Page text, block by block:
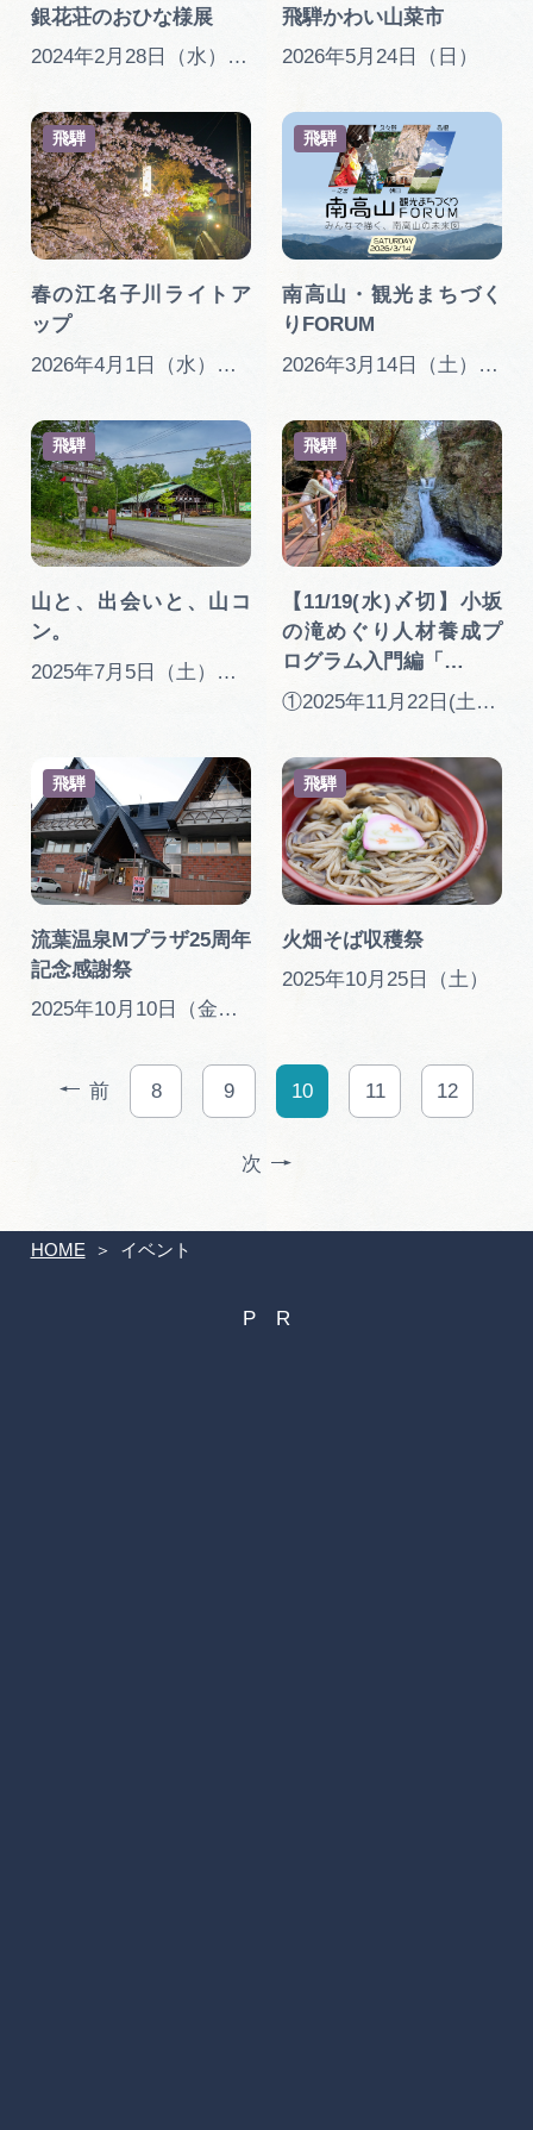
HOME イベント
銀花荘のおひな様展
2024年2月28日（水）～3日（日）
飛騨かわい山菜市
2026年5月24日（日）
春の江名子川ライトア
ップ
飛騨
2026年4月1日（水）～5月24日（日）
南高山・観光まちづく
りFORUM
飛騨
2026年3月14日（土） 13:00〜17:30
山と、出会いと、山コ
ン。
飛騨
2025年7月5日（土）、6日（日）
【11/19(水)〆切】小坂
の滝めぐり人材養成プ
ログラム入門編「…
飛騨
①2025年11月22日(土) ②2026年 1月24日(土) ③2月28日(土)
流葉温泉Мプラザ25周年
記念感謝祭
飛騨
2025年10月10日（金）～31日（金）
火畑そば収穫祭
飛騨
2025年10月25日（土）
前 8 9 10 11 12
次